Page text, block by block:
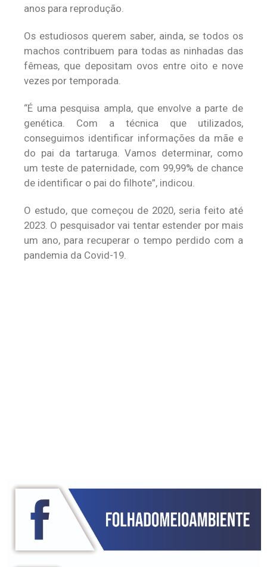
anos para reprodução.
Os estudiosos querem saber, ainda, se todos os
machos contribuem para todas as ninhadas das
fêmeas, que depositam ovos entre oito e nove
vezes por temporada.
“É uma pesquisa ampla, que envolve a parte de
genética. Com a técnica que utilizados,
conseguimos identificar informações da mãe e
do pai da tartaruga. Vamos determinar, como
um teste de paternidade, com 99,99% de chance
de identificar o pai do filhote”, indicou.
O estudo, que começou de 2020, seria feito até
2023. O pesquisador vai tentar estender por mais
um ano, para recuperar o tempo perdido com a
pandemia da Covid-19.